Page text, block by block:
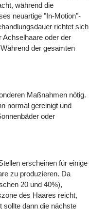
während die
neuartige "In-Motion"-
richtet sich
Achselhaare oder der
der gesamten
Maßnahmen nötig.
normal gereinigt und
oder
erscheinen für einige
zu produzieren. Da
20 und 40%),
des Haares reicht,
sollte dann die nächste